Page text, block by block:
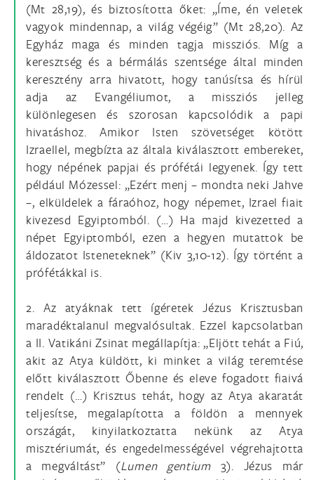
(Mt 28,19), és biztosította őket: „Íme, én veletek
vagyok mindennap, a világ végéig” (Mt 28,20). Az
Egyház maga és minden tagja missziós. Míg a
keresztség és a bérmálás szentsége által minden
keresztény arra hivatott, hogy tanúsítsa és hírül
adja az Evangéliumot, a missziós jelleg
különlegesen és szorosan kapcsolódik a papi
hivatáshoz. Amikor Isten szövetséget kötött
Izraellel, megbízta az általa kiválasztott embereket,
hogy népének papjai és prófétái legyenek. Így tett
például Mózessel: „Ezért menj – mondta neki Jahve
–, elküldelek a fáraóhoz, hogy népemet, Izrael fiait
kivezesd Egyiptomból. (…) Ha majd kivezetted a
népet Egyiptomból, ezen a hegyen mutattok be
áldozatot Isteneteknek” (Kiv 3,10-12). Így történt a
prófétákkal is.
2. Az atyáknak tett ígéretek Jézus Krisztusban
maradéktalanul megvalósultak. Ezzel kapcsolatban
a II. Vatikáni Zsinat megállapítja: „Eljött tehát a Fiú,
akit az Atya küldött, ki minket a világ teremtése
előtt kiválasztott Őbenne és eleve fogadott fiaivá
rendelt (…) Krisztus tehát, hogy az Atya akaratát
teljesítse, megalapította a földön a mennyek
országát, kinyilatkoztatta nekünk az Atya
misztériumát, és engedelmességével végrehajtotta
a megváltást” (Lumen gentium3). Jézus már